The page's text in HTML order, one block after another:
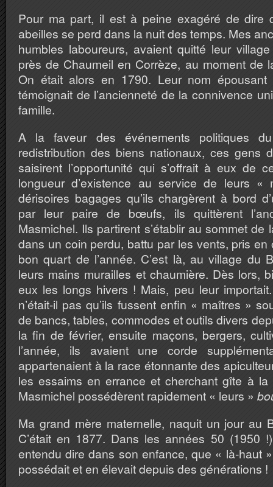
Pour ma part, il est à peine exagéré de dire
abeilles se perd dans la nuit des temps. Mes
humbles laboureurs, avaient quitté leur
près de Chaumeil en Corrèze, au moment de
On était alors en 1790. Leur nom
témoignait de l’ancienneté de la connivence
famille.
A la faveur des événements politiques
redistribution des biens nationaux, ces gens
saisirent l’opportunité qui s’offrait à eux de
longueur d’existence au service de leurs «
dérisoires bagages qu’ils chargèrent à bord
par leur paire de bœufs, ils quittèrent
Masmichel. Ils partirent s’établir au sommet de
dans un coin perdu, battu par les vents, pris
bon quart de l’année. C’est là, au village du
leurs mains murailles et chaumière. Dès lors,
eux les longs hivers ! Mais, peu leur importait.
n’était-il pas qu’ils fussent enfin « maîtres »
de bancs, tables, commodes et outils divers
la fin de février, ensuite maçons, bergers,
l’année, ils avaient une corde
appartenaient à la race étonnante des
les essaims en errance et cherchant gîte à
Masmichel possédèrent rapidement « leurs »
Ma grand mère maternelle, naquit un jour au
C’était en 1877. Dans les années 50 (1950
entendu dire dans son enfance, que « là-haut
possédait et en élevait depuis des générations !